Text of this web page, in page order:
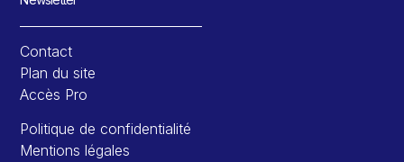
Contact
Plan du site
Accès Pro
Politique de confidentialité
Mentions légales